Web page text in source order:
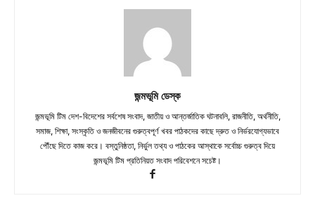
জন্মভূমি ডেস্ক
জন্মভূমি টিম দেশ-বিদেশের সর্বশেষ সংবাদ, জাতীয় ও আন্তর্জাতিক ঘটনাবলি, রাজনীতি, অর্থনীতি,
সমাজ, শিক্ষা, সংস্কৃতি ও জনজীবনের গুরুত্বপূর্ণ খবর পাঠকদের কাছে দ্রুত ও নির্ভরযোগ্যভাবে
পৌঁছে দিতে কাজ করে। বস্তুনিষ্ঠতা, নির্ভুল তথ্য ও পাঠকের আস্থাকে সর্বোচ্চ গুরুত্ব দিয়ে
জন্মভূমি টিম প্রতিনিয়ত সংবাদ পরিবেশনে সচেষ্ট।